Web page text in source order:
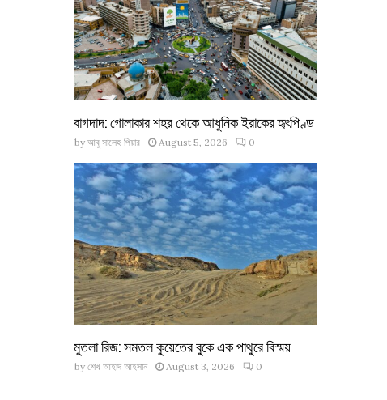
বাগদাদ: গোলাকার শহর থেকে আধুনিক ইরাকের হৃৎপিণ্ড
by আবু সালেহ পিয়ার August 5, 2026 0
মুতলা রিজ: সমতল কুয়েতের বুকে এক পাথুরে বিস্ময়
by শেখ আহাদ আহসান August 3, 2026 0